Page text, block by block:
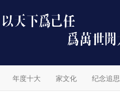
年度十大 家文化 纪念追思